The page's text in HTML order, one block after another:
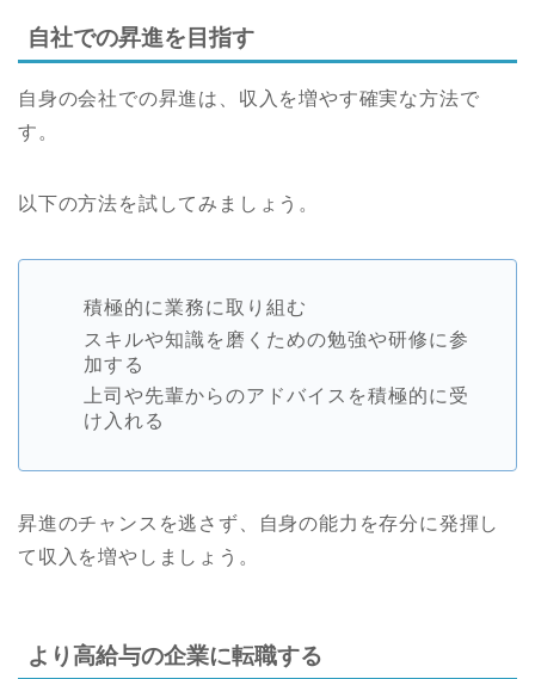
自社での昇進を目指す
自身の会社での昇進は、収入を増やす確実な方法で
す。
以下の方法を試してみましょう。
積極的に業務に取り組む
スキルや知識を磨くための勉強や研修に参
加する
上司や先輩からのアドバイスを積極的に受
け入れる
昇進のチャンスを逃さず、自身の能力を存分に発揮し
て収入を増やしましょう。
より高給与の企業に転職する